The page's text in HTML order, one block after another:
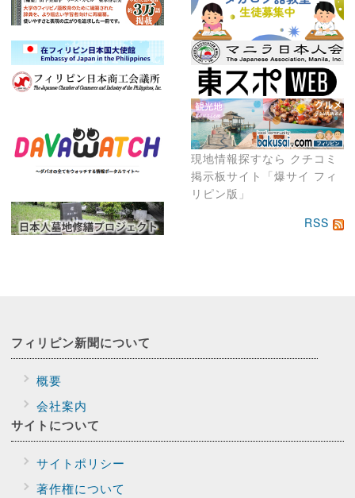
現地情報探すなら クチコミ
掲示板サイト「爆サイ フィ
リピン版」
RSS
フィリピン新聞について
概要
会社案内
サイトについて
サイトポリシー
著作権について